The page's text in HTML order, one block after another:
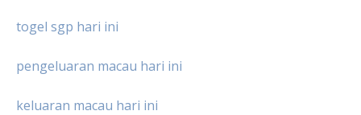
togel sgp hari ini
pengeluaran macau hari ini
keluaran macau hari ini